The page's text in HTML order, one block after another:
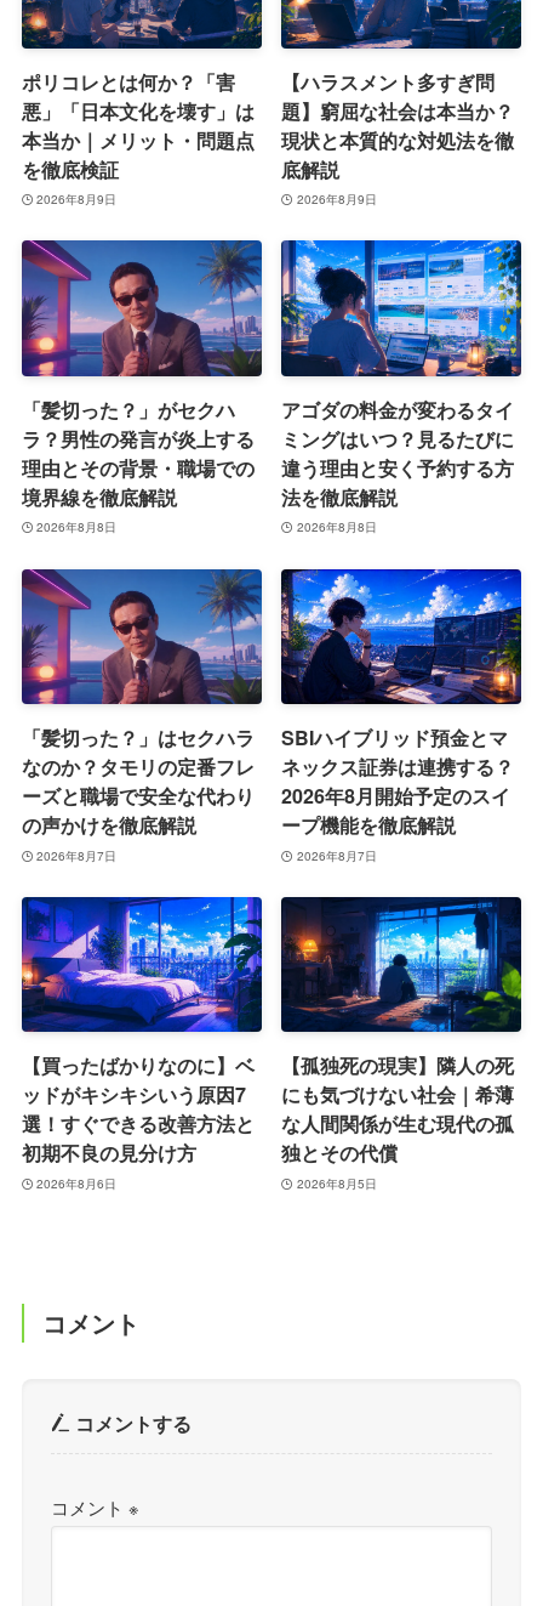
ポリコレとは何か？「害
悪」「日本文化を壊す」は
本当か｜メリット・問題点
を徹底検証
2026年8月9日
【ハラスメント多すぎ問
題】窮屈な社会は本当か？
現状と本質的な対処法を徹
底解説
2026年8月9日
「髪切った？」がセクハ
ラ？男性の発言が炎上する
理由とその背景・職場での
境界線を徹底解説
2026年8月8日
アゴダの料金が変わるタイ
ミングはいつ？見るたびに
違う理由と安く予約する方
法を徹底解説
2026年8月8日
「髪切った？」はセクハラ
なのか？タモリの定番フレ
ーズと職場で安全な代わり
の声かけを徹底解説
2026年8月7日
SBIハイブリッド預金とマ
ネックス証券は連携する？
2026年8月開始予定のスイ
ープ機能を徹底解説
2026年8月7日
【買ったばかりなのに】ベ
ッドがキシキシいう原因7
選！すぐできる改善方法と
初期不良の見分け方
2026年8月6日
【孤独死の現実】隣人の死
にも気づけない社会｜希薄
な人間関係が生む現代の孤
独とその代償
2026年8月5日
コメント
コメントする
コメント※